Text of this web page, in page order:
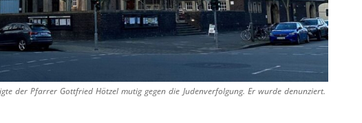
der Pfarrer Gottfried Hötzel mutig gegen die Judenverfolgung. Er wurde denunziert.